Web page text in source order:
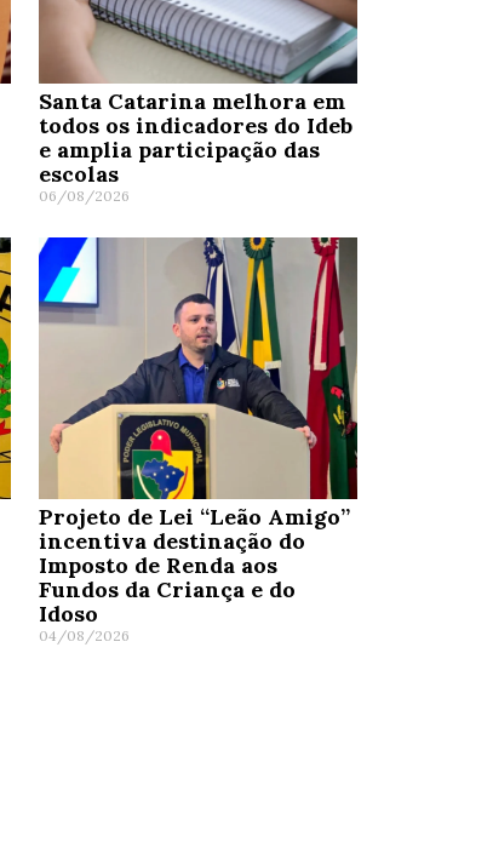
Santa Catarina melhora em
todos os indicadores do Ideb
e amplia participação das
escolas
06/08/2026
Projeto de Lei “Leão Amigo”
incentiva destinação do
Imposto de Renda aos
Fundos da Criança e do
Idoso
04/08/2026